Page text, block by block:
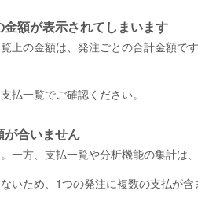
額が表示されてしまいます
上の金額は、発注ごとの合計金額で
払一覧でご確認ください。
が合いません
方、支払一覧や分析機能の集計は、
いため、1つの発注に複数の支払が